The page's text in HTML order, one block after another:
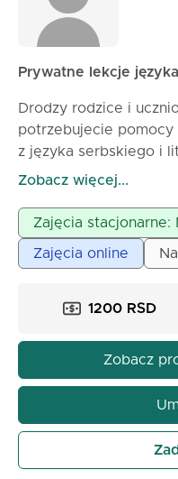
Prywatne lekcje
Drodzy rodzice i
potrzebujecie pomocy
z języka serbskiego i
maturalnego, jesteście
dogłębne przejście
literatura, ortografia)
stanowią dla was
swobodnie zadawał
praktyce, zwracając
maturzystów.
tempo pracy jest w
jego wiedzy. ✅
✅ Rodzice otrzymują
osiągnięciach ucznia
Zobacz więcej...
Zajęcia stacjonarne:
Zajęcia online
1200 RSD
Zobacz